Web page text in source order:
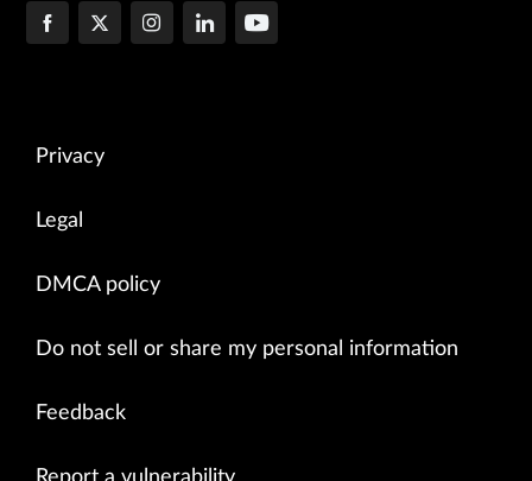
Privacy
Legal
DMCA policy
Do not sell or share my personal information
Feedback